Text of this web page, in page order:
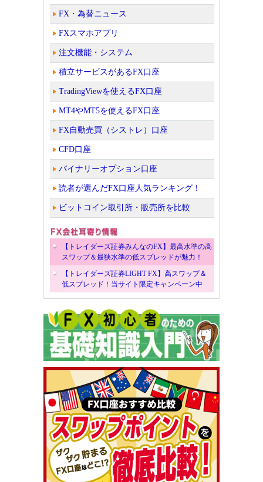
FX・為替ニュース
FXスマホアプリ
注文機能・システム
積立サービスがあるFX口座
TradingViewを使えるFX口座
MT4やMT5を使えるFX口座
FX自動売買（シストレ）口座
CFD口座
バイナリーオプション口座
読者が選んだFX口座人気ランキング！
ビットコイン取引所・販売所を比較
【トレイダーズ証券みんなのFX】最高水準の高
スワップ＆最狭水準の低スプレッドが魅力！
【トレイダーズ証券LIGHT FX】高スワップ＆
低スプレッド！当サイト限定キャンペーン中